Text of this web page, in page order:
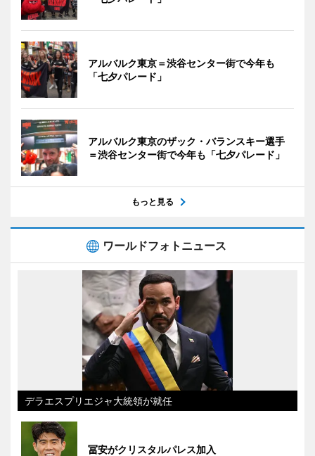
アルバルク東京＝渋谷センター街で今年も
「七夕パレード」
アルバルク東京のザック・バランスキー選手
＝渋谷センター街で今年も「七夕パレード」
もっと見る
ワールドフォトニュース
デラエスプリエジャ大統領が就任
冨安がクリスタルパレス加入